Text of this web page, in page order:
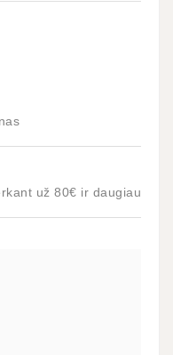
už 80€ ir daugiau